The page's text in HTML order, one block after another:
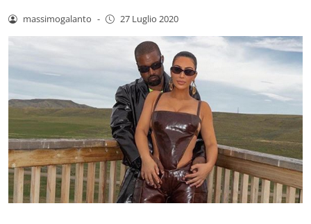
massimogalanto - 27 Luglio 2020